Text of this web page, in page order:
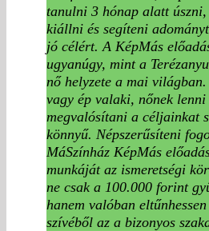
tanulni 3 hónap alatt úszni,
kiállni és segíteni
jó célért. A KépMás
ugyanúgy, mint a
nő helyzete a mai
vagy ép valaki, nőnek lenni
megvalósítani a céljainkat
könnyű. Népszerűsíteni
MáSzínház KépMás
munkáját az ismeretségi
ne csak a 100.000 forint
hanem valóban
szívéből az a bizonyos